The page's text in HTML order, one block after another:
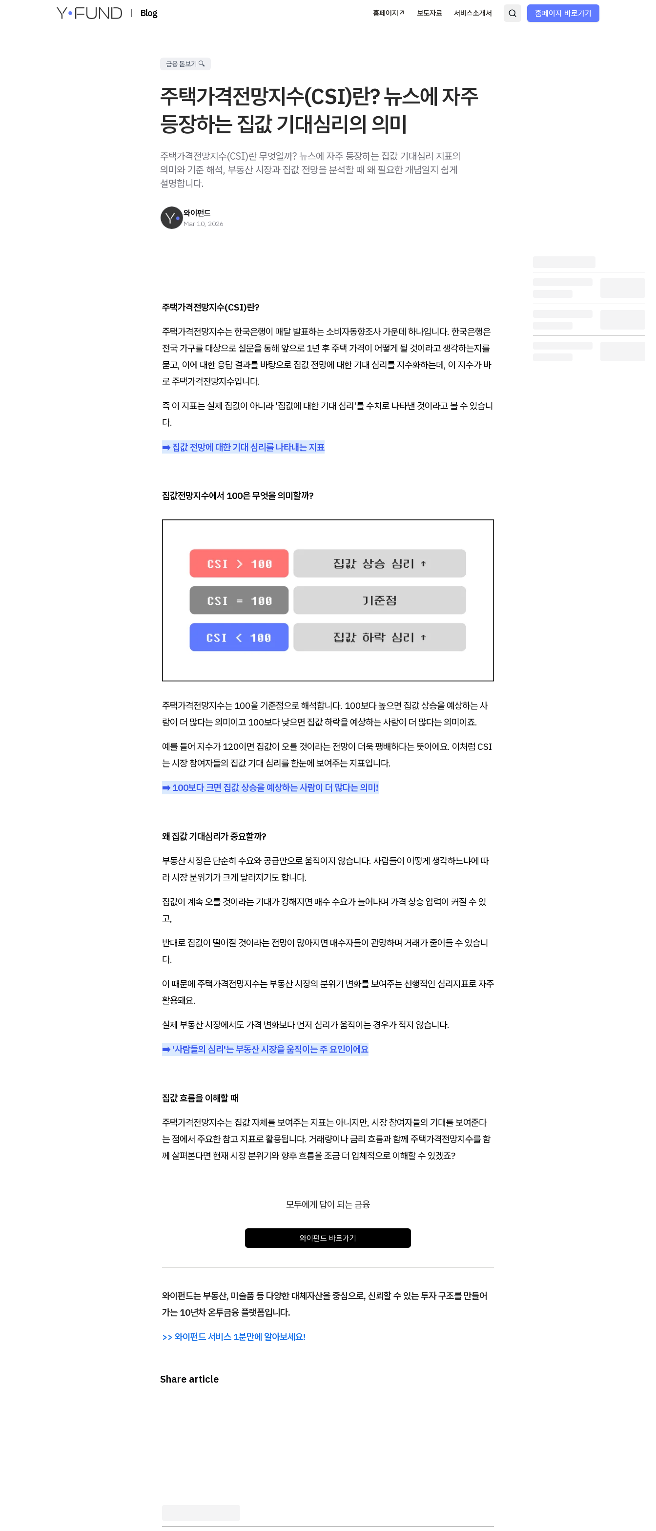
| Blog 홈페이지↗ 보도자료 서비스소개서 홈페이지 바로가기
금융 돋보기 🔍
주택가격전망지수(CSI)란? 뉴스에 자주
등장하는 집값 기대심리의 의미
주택가격전망지수(CSI)란 무엇일까? 뉴스에 자주 등장하는 집값 기대심리 지표의
의미와 기준 해석, 부동산 시장과 집값 전망을 분석할 때 왜 필요한 개념일지 쉽게
설명합니다.
와이펀드
Mar 10, 2026
주택가격전망지수(CSI)란?
주택가격전망지수는 한국은행이 매달 발표하는 소비자동향조사 가운데 하나입니다. 한국은행은
전국 가구를 대상으로 설문을 통해 앞으로 1년 후 주택 가격이 어떻게 될 것이라고 생각하는지를
묻고, 이에 대한 응답 결과를 바탕으로 집값 전망에 대한 기대 심리를 지수화하는데, 이 지수가 바
로 주택가격전망지수입니다.
즉 이 지표는 실제 집값이 아니라 '집값에 대한 기대 심리'를 수치로 나타낸 것이라고 볼 수 있습니
다.
➡️ 집값 전망에 대한 기대 심리를 나타내는 지표
집값전망지수에서 100은 무엇을 의미할까?
주택가격전망지수는 100을 기준점으로 해석합니다. 100보다 높으면 집값 상승을 예상하는 사
람이 더 많다는 의미이고 100보다 낮으면 집값 하락을 예상하는 사람이 더 많다는 의미이죠.
예를 들어 지수가 120이면 집값이 오를 것이라는 전망이 더욱 팽배하다는 뜻이에요. 이처럼 CSI
는 시장 참여자들의 집값 기대 심리를 한눈에 보여주는 지표입니다.
➡️ 100보다 크면 집값 상승을 예상하는 사람이 더 많다는 의미!
왜 집값 기대심리가 중요할까?
부동산 시장은 단순히 수요와 공급만으로 움직이지 않습니다. 사람들이 어떻게 생각하느냐에 따
라 시장 분위기가 크게 달라지기도 합니다.
집값이 계속 오를 것이라는 기대가 강해지면 매수 수요가 늘어나며 가격 상승 압력이 커질 수 있
고,
반대로 집값이 떨어질 것이라는 전망이 많아지면 매수자들이 관망하며 거래가 줄어들 수 있습니
다.
이 때문에 주택가격전망지수는 부동산 시장의 분위기 변화를 보여주는 선행적인 심리지표로 자주
활용돼요.
실제 부동산 시장에서도 가격 변화보다 먼저 심리가 움직이는 경우가 적지 않습니다.
➡️ '사람들의 심리'는 부동산 시장을 움직이는 주 요인이에요
집값 흐름을 이해할 때
주택가격전망지수는 집값 자체를 보여주는 지표는 아니지만, 시장 참여자들의 기대를 보여준다
는 점에서 주요한 참고 지표로 활용됩니다. 거래량이나 금리 흐름과 함께 주택가격전망지수를 함
께 살펴본다면 현재 시장 분위기와 향후 흐름을 조금 더 입체적으로 이해할 수 있겠죠?
모두에게 답이 되는 금융
와이펀드 바로가기
와이펀드는 부동산, 미술품 등 다양한 대체자산을 중심으로, 신뢰할 수 있는 투자 구조를 만들어
가는 10년차 온투금융 플랫폼입니다.
>> 와이펀드 서비스 1분만에 알아보세요!
Share article